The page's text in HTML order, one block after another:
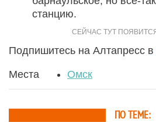
станцию.
Подпишитесь на Алтапресс в
Места Омск
ПО ТЕМЕ: